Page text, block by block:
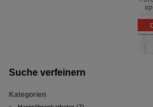
Suche verfeinern
Kategorien